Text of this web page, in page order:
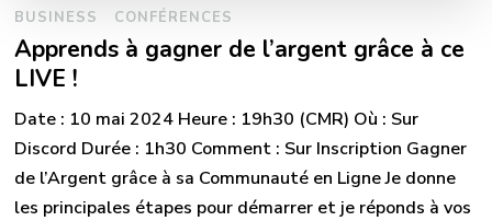
BUSINESS CONFÉRENCES
Apprends à gagner de l’argent grâce à ce
LIVE !
Date : 10 mai 2024 Heure : 19h30 (CMR) Où : Sur
Discord Durée : 1h30 Comment : Sur Inscription Gagner
de l’Argent grâce à sa Communauté en Ligne Je donne
les principales étapes pour démarrer et je réponds à vos